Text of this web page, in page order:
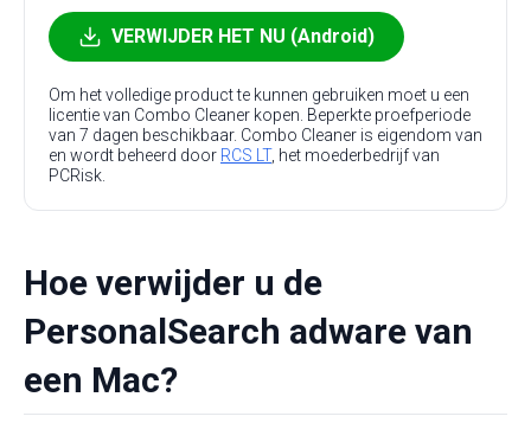
VERWIJDER HET NU (Android)
Om het volledige product te kunnen gebruiken moet u een
licentie van Combo Cleaner kopen. Beperkte proefperiode
van 7 dagen beschikbaar. Combo Cleaner is eigendom van
en wordt beheerd door RCS LT, het moederbedrijf van
PCRisk.
Hoe verwijder u de
PersonalSearch adware van
een Mac?